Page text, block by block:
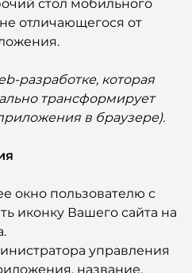
Далее - установка
стол мобильного
отличающегося от
разработке, которая
трансформирует
окно пользователю с
иконку Вашего сайта на